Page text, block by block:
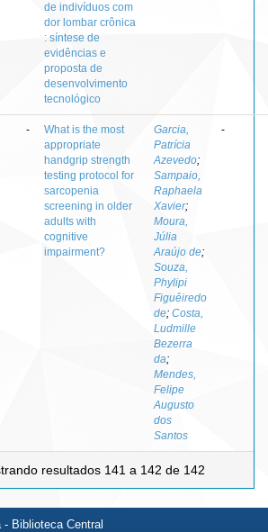
de indivíduos com
dor lombar crônica
: síntese de
evidências e
proposta de
desenvolvimento
tecnológico
-
What is the most
appropriate
handgrip strength
testing protocol for
sarcopenia
screening in older
adults with
cognitive
impairment?
Garcia,
Patrícia
Azevedo;
Sampaio,
Raphaela
Xavier;
Moura,
Júlia
Araújo de;
Souza,
Phylipi
Figuêiredo
de; Costa,
Ludmille
Bezerra
da;
Mendes,
Felipe
Augusto
dos
Santos
-
resultados 141 a 142 de 142
Biblioteca Central